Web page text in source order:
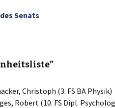
Senats
Christoph (3. FS BA Physik)
Robert (10. FS Dipl.